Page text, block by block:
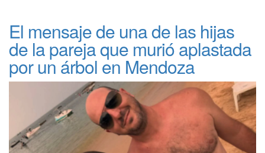
El mensaje de una de las hijas
de la pareja que murió aplastada
por un árbol en Mendoza